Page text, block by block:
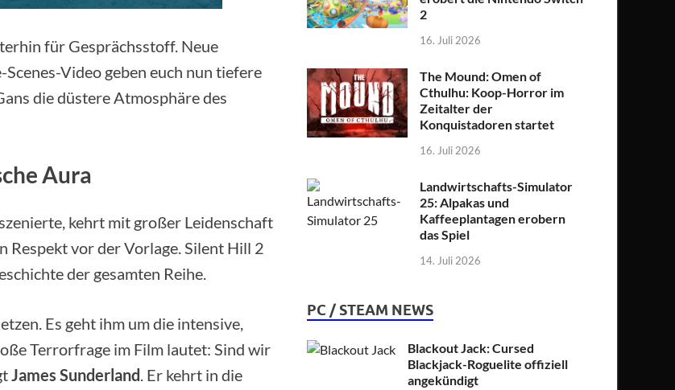
für Gesprächsstoff. Neue
Video geben euch nun tiefere
die düstere Atmosphäre des
Aura
kehrt mit großer Leidenschaft
vor der Vorlage. Silent Hill 2
der gesamten Reihe.
Es geht ihm um die intensive,
Terrorfrage im Film lautet: Sind wir
James Sunderland. Er kehrt in die
2
16. Juli 2026
The Mound: Omen of
Cthulhu: Koop-Horror im
Zeitalter der
Konquistadoren startet
16. Juli 2026
Landwirtschafts-Simulator
25: Alpakas und
Kaffeeplantagen erobern
das Spiel
14. Juli 2026
PC / STEAM NEWS
Blackout Jack: Cursed
Blackjack-Roguelite offiziell
angekündigt